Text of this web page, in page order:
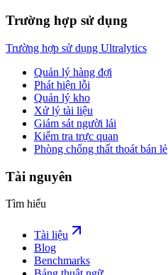
Trường hợp sử dụng
Trường hợp sử dụng Ultralytics
Quản lý hàng đợi
Phát hiện lỗi
Quản lý kho
Xử lý tài liệu
Giám sát người lái
Kiểm tra trực quan
Phòng chống thất thoát bán lẻ
Tài nguyên
Tìm hiểu
Tài liệu
Blog
Benchmarks